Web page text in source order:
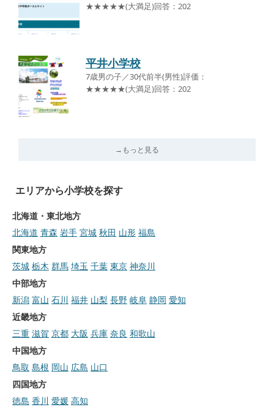
★★★★★(大満足)回答：202
平井小学校
7歳男の子／30代前半(男性)評価：
★★★★★(大満足)回答：202
→もっと見る
エリアから小学校を探す
北海道・東北地方
北海道 青森 岩手 宮城 秋田 山形 福島
関東地方
茨城 栃木 群馬 埼玉 千葉 東京 神奈川
中部地方
新潟 富山 石川 福井 山梨 長野 岐阜 静岡 愛知
近畿地方
三重 滋賀 京都 大阪 兵庫 奈良 和歌山
中国地方
鳥取 島根 岡山 広島 山口
四国地方
徳島 香川 愛媛 高知